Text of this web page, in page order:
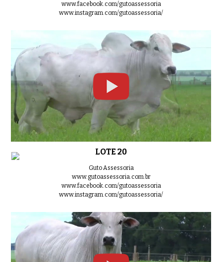
www.facebook.com/gutoassessoria
www.instagram.com/gutoassessoria/
LOTE 20
Guto Assessoria
www.gutoassessoria.com.br
www.facebook.com/gutoassessoria
www.instagram.com/gutoassessoria/